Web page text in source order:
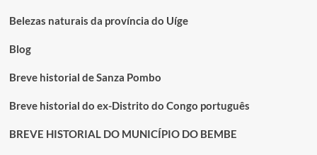
Belezas naturais da província do Uíge
Blog
Breve historial de Sanza Pombo
Breve historial do ex-Distrito do Congo português
BREVE HISTORIAL DO MUNICÍPIO DO BEMBE